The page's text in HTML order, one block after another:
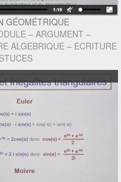
GÉOMÉTRIQUE
– ARGUMENT –
ALGEBRIQUE – ECRITURE